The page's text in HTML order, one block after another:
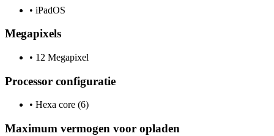
• iPadOS
Megapixels
• 12 Megapixel
Processor configuratie
• Hexa core (6)
Maximum vermogen voor opladen